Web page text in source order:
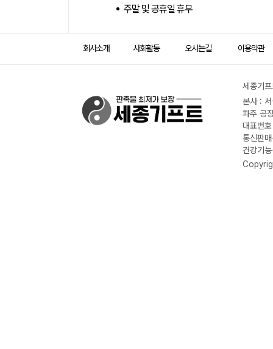
주말 및 공휴일 휴무
회사소개 사회활동 오시는길 이용약관
세종기
본사 :
파주 공
대표번
통신판
건강기